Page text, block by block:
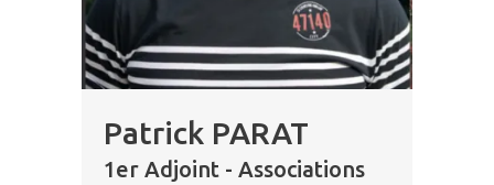
Patrick PARAT
1er Adjoint - Associations